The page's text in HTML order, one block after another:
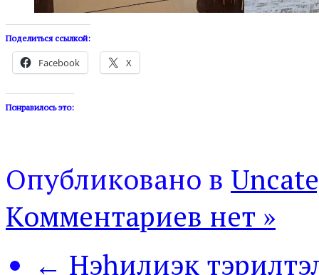
Поделиться ссылкой:
Facebook X
Понравилось это:
Опубликовано в
Комментариев нет »
← Нэһилиэк